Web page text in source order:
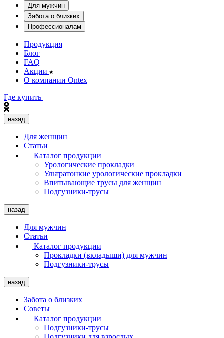
Для мужчин
Забота о близких
Профессионалам
Продукция
Блог
FAQ
Акции
О компании Ontex
Где купить
назад
Для женщин
Статьи
Каталог продукции
Урологические прокладки
Ультратонкие урологические прокладки
Впитывающие трусы для женщин
Подгузники-трусы
назад
Для мужчин
Статьи
Каталог продукции
Прокладки (вкладыши) для мужчин
Подгузники-трусы
назад
Забота о близких
Советы
Каталог продукции
Подгузники-трусы